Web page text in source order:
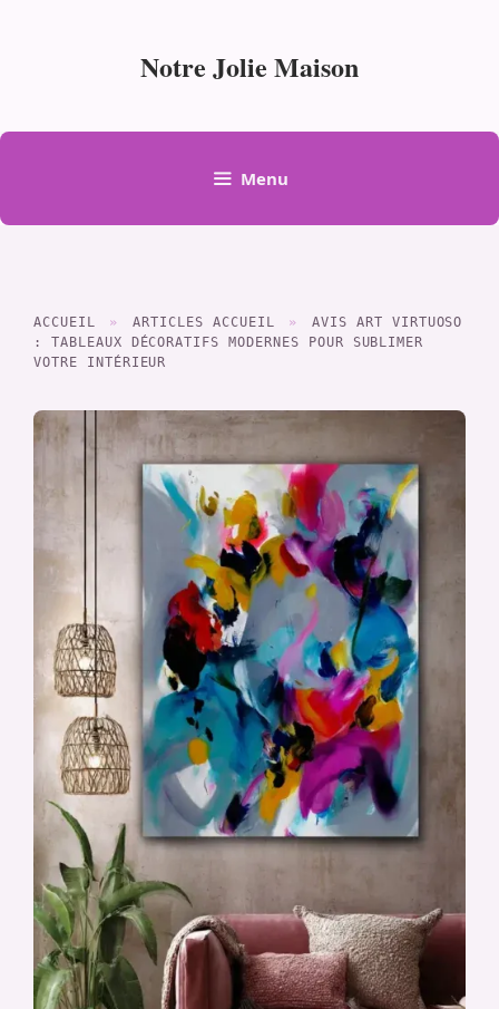
Notre Jolie Maison
Menu
ACCUEIL » ARTICLES ACCUEIL »
AVIS ART VIRTUOSO
: TABLEAUX DÉCORATIFS MODERNES POUR SUBLIMER
VOTRE INTÉRIEUR